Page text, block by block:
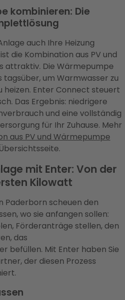
kombinieren: Die
auch Ihre Heizung
die Kombination aus PV und
attraktiv. Die Wärmepumpe
um Warmwasser zu
heizen. Enter Connect steuert
Das Ergebnis: niedrigere
und eine vollständig
für Ihr Zuhause. Mehr
aus PV und Wärmepumpe
mit Enter: Von der
Kilowatt
Paderborn scheuen den
wo sie anfangen sollen:
Förderanträge stellen, den
das
befüllen. Mit Enter haben Sie
der diesen Prozess